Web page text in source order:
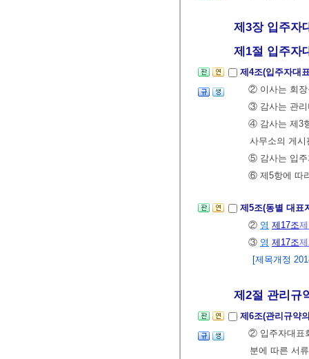
제3장 입주자대
제1절 입주자
제4조(입주자대
② 이사는 회장
③ 감사는 관리
④ 감사는 제3
사무소의 게
⑤ 감사는 입주
⑥ 제5항에 따
제5조(동별 대표
② 영 제17조
③ 영 제17조
[제목개정
제2절 관리규
제6조(관리규약
② 입주자대표
분에 따른 서